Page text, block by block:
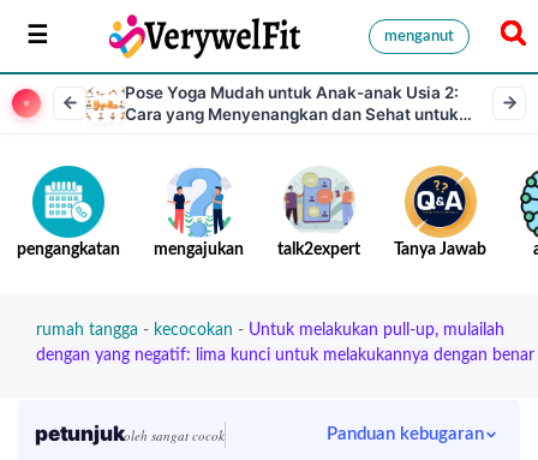
menganut
Pose Yoga Mudah untuk Anak-anak Usia 2:
Cara yang Menyenangkan dan Sehat untuk
pengangkatan mengajukan talk2expert Tanya Jawab
rumah tangga - kecocokan - Untuk melakukan pull-up, mulailah
dengan yang negatif: lima kunci untuk melakukannya dengan benar
petunjukoleh sangat cocok Panduan kebugaran